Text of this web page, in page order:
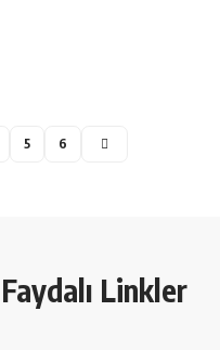
5 6
Faydalı Linkler